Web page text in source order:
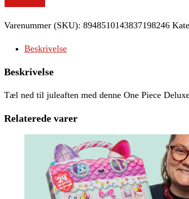
Varenummer (SKU): 8948510143837198246
Beskrivelse
Beskrivelse
Tæl ned til juleaften med denne One Piece
Relaterede varer